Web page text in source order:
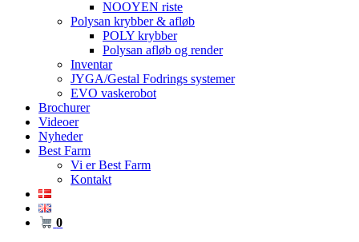
NOOYEN riste
Polysan krybber & afløb
POLY krybber
Polysan afløb og render
Inventar
JYGA/Gestal Fodrings systemer
EVO vaskerobot
Brochurer
Videoer
Nyheder
Best Farm
Vi er Best Farm
Kontakt
0